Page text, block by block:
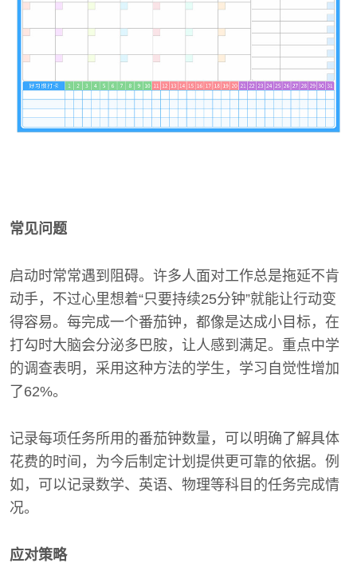
常见问题
启动时常常遇到阻碍。许多人面对工作总是拖延不肯
动手，不过心里想着“只要持续25分钟”就能让行动变
得容易。每完成一个番茄钟，都像是达成小目标，在
打勾时大脑会分泌多巴胺，让人感到满足。重点中学
的调查表明，采用这种方法的学生，学习自觉性增加
了62%。
记录每项任务所用的番茄钟数量，可以明确了解具体
花费的时间，为今后制定计划提供更可靠的依据。例
如，可以记录数学、英语、物理等科目的任务完成情
况。
应对策略